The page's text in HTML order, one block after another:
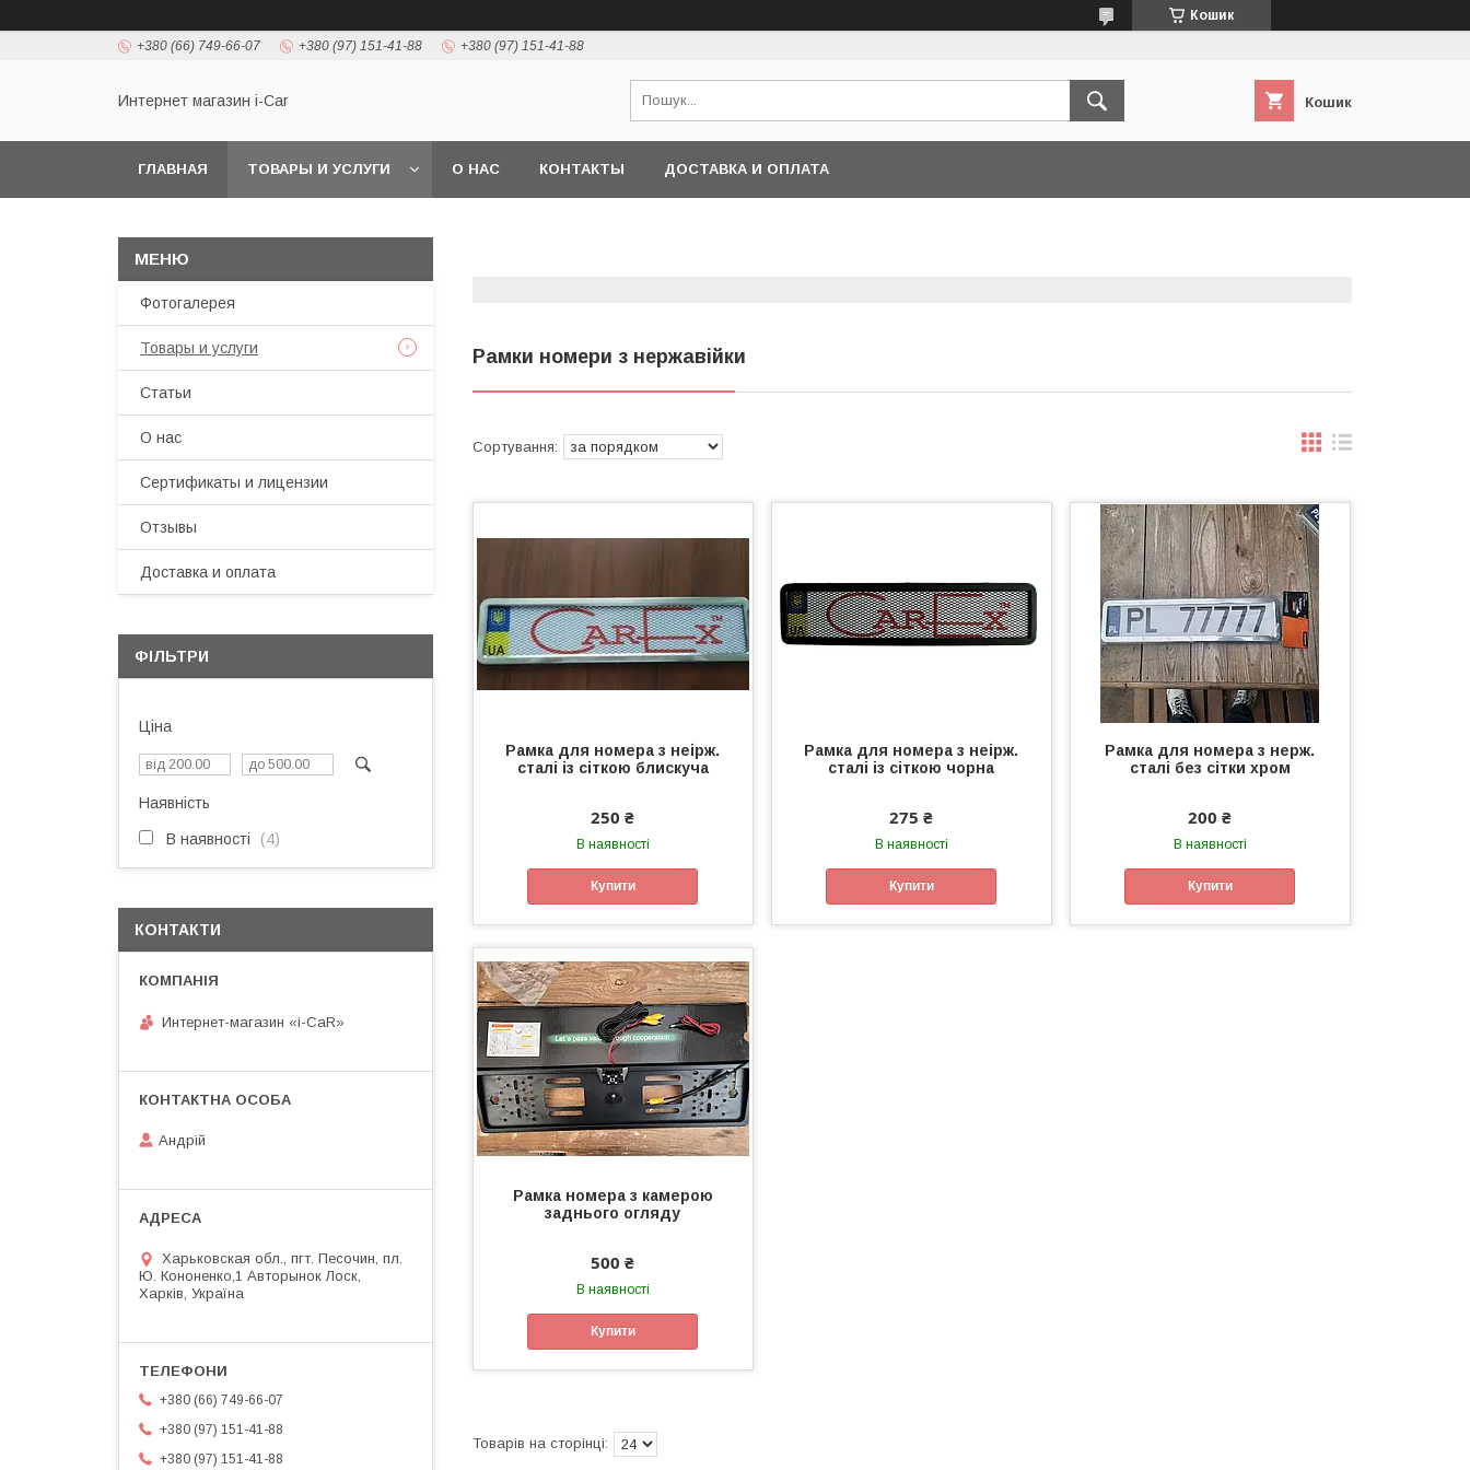
Кошик
+380 (66) 749-66-07 +380 (97) 151-41-88 +380 (97) 151-41-88
Интернет магазин i-Car Кошик
ГЛАВНАЯ ТОВАРЫ И УСЛУГИ О НАС КОНТАКТЫ ДОСТАВКА И ОПЛАТА
Рамки номери з нержавійки
Рамка для номера з неірж.
сталі із сіткою блискуча
250 ₴
В наявності
Купити
Рамка для номера з неірж.
сталі із сіткою чорна
275 ₴
В наявності
Купити
Рамка для номера з нерж.
сталі без сітки хром
200 ₴
В наявності
Купити
Рамка номера з камерою
заднього огляду
500 ₴
В наявності
Купити
Фотогалерея
Товары и услуги
Статьи
О нас
Сертификаты и лицензии
Отзывы
Доставка и оплата
ФІЛЬТРИ
Ціна
Наявність
В наявності 4
КОНТАКТИ
Интернет-магазин «i-CaR»
Андрiй
Харьковская обл., пгт. Песочин, пл.
Ю. Кононенко,1 Авторынок Лоск,
Харків, Україна
+380 (66) 749-66-07
+380 (97) 151-41-88
+380 (97) 151-41-88